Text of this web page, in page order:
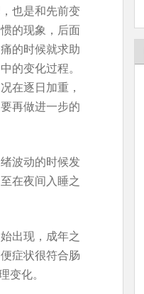
也是和先前变
的现象，后面
的时候就求助
的变化过程。
在逐日加重，
再做进一步的
波动的时候发
在夜间入睡之
出现，成年之
症状很符合肠
化。